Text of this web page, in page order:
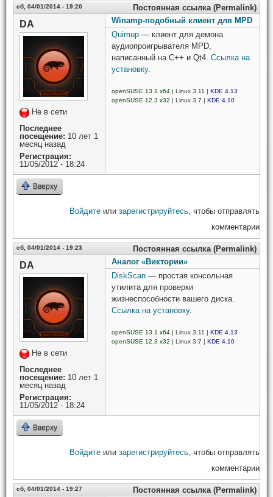
сб, 04/01/2014 - 19:20 Постоянная ссылка (Permalink)
DA
Не в сети
Последнее
посещение: 10 лет 1
месяц назад
Регистрация:
11/05/2012 - 18:24
Winamp-подобный клиент для MPD
Quimup — клиент для демона
аудиопроигрывателя MPD,
написанный на C++ и Qt4. Ссылка на
установку.
openSUSE 13.1 x64 | Linux 3.11 | KDE 4.13
openSUSE 12.3 x32 | Linux 3.7 | KDE 4.10
Вверху
Войдите или зарегистрируйтесь , чтобы отправлять
комментарии
сб, 04/01/2014 - 19:23 Постоянная ссылка (Permalink)
DA
Не в сети
Последнее
посещение: 10 лет 1
месяц назад
Регистрация:
11/05/2012 - 18:24
Аналог «Виктории»
DiskScan — простая консольная
утилита для проверки
жизнеспособности вашего диска.
Ссылка на установку.
openSUSE 13.1 x64 | Linux 3.11 | KDE 4.13
openSUSE 12.3 x32 | Linux 3.7 | KDE 4.10
Вверху
Войдите или зарегистрируйтесь , чтобы отправлять
комментарии
сб, 04/01/2014 - 19:27 Постоянная ссылка (Permalink)